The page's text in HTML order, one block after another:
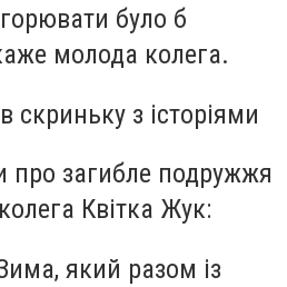
було б
молода колега.
з історіями
про загибле подружжя
колега Квітка Жук:
який разом із